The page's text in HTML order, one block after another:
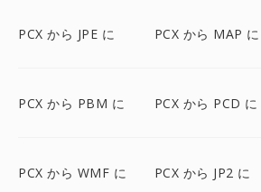
PCX から JPE に PCX から MAP に
PCX から PBM に PCX から PCD に
PCX から WMF に PCX から JP2 に